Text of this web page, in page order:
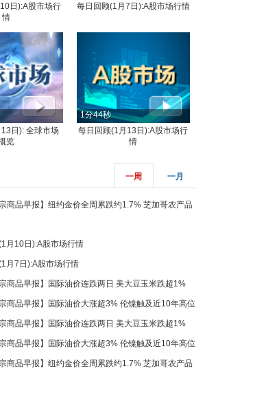
日):A股市场行
情
每日回顾(1月7日):A股市场行情
日): 全球市场
览
1分44秒
每日回顾(1月13日):A股市场行
情
一周 一月
宗商品早报】纽约金价全周累跌约1.7% 芝加哥农产品
月10日):A股市场行情
月7日):A股市场行情
宗商品早报】国际油价连跌两日 美大豆玉米跌超1%
宗商品早报】国际油价大涨超3% 伦镍触及近10年高位
宗商品早报】国际油价连跌两日 美大豆玉米跌超1%
宗商品早报】国际油价大涨超3% 伦镍触及近10年高位
宗商品早报】纽约金价全周累跌约1.7% 芝加哥农产品